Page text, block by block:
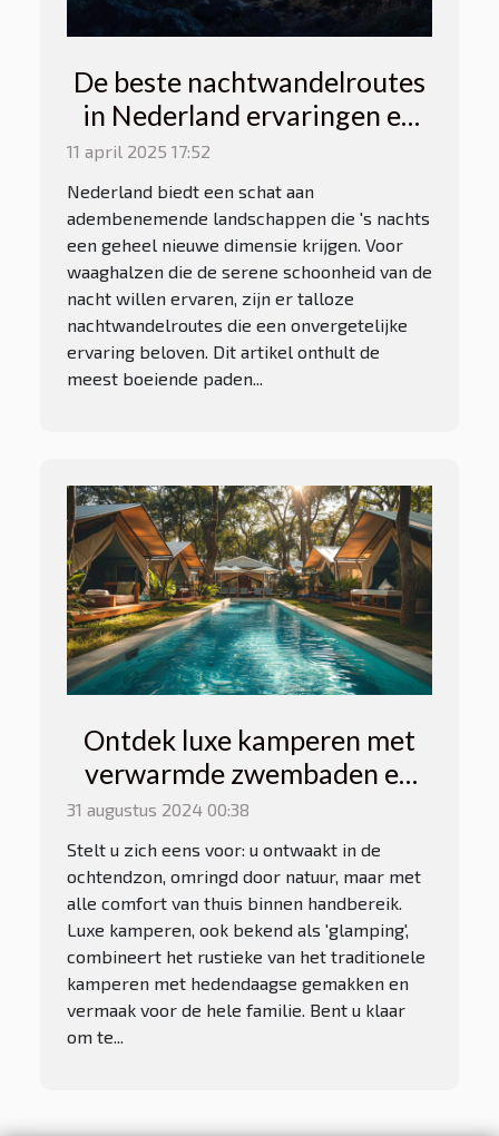
De beste nachtwandelroutes
in Nederland ervaringen en
veiligheidstips voor
avontuurlijke nachtuilen
11 april 2025 17:52
Nederland biedt een schat aan
adembenemende landschappen die 's nachts
een geheel nieuwe dimensie krijgen. Voor
waaghalzen die de serene schoonheid van de
nacht willen ervaren, zijn er talloze
nachtwandelroutes die een onvergetelijke
ervaring beloven. Dit artikel onthult de
meest boeiende paden...
Ontdek luxe kamperen met
verwarmde zwembaden en
gezinsanimatie
31 augustus 2024 00:38
Stelt u zich eens voor: u ontwaakt in de
ochtendzon, omringd door natuur, maar met
alle comfort van thuis binnen handbereik.
Luxe kamperen, ook bekend als 'glamping',
combineert het rustieke van het traditionele
kamperen met hedendaagse gemakken en
vermaak voor de hele familie. Bent u klaar
om te...